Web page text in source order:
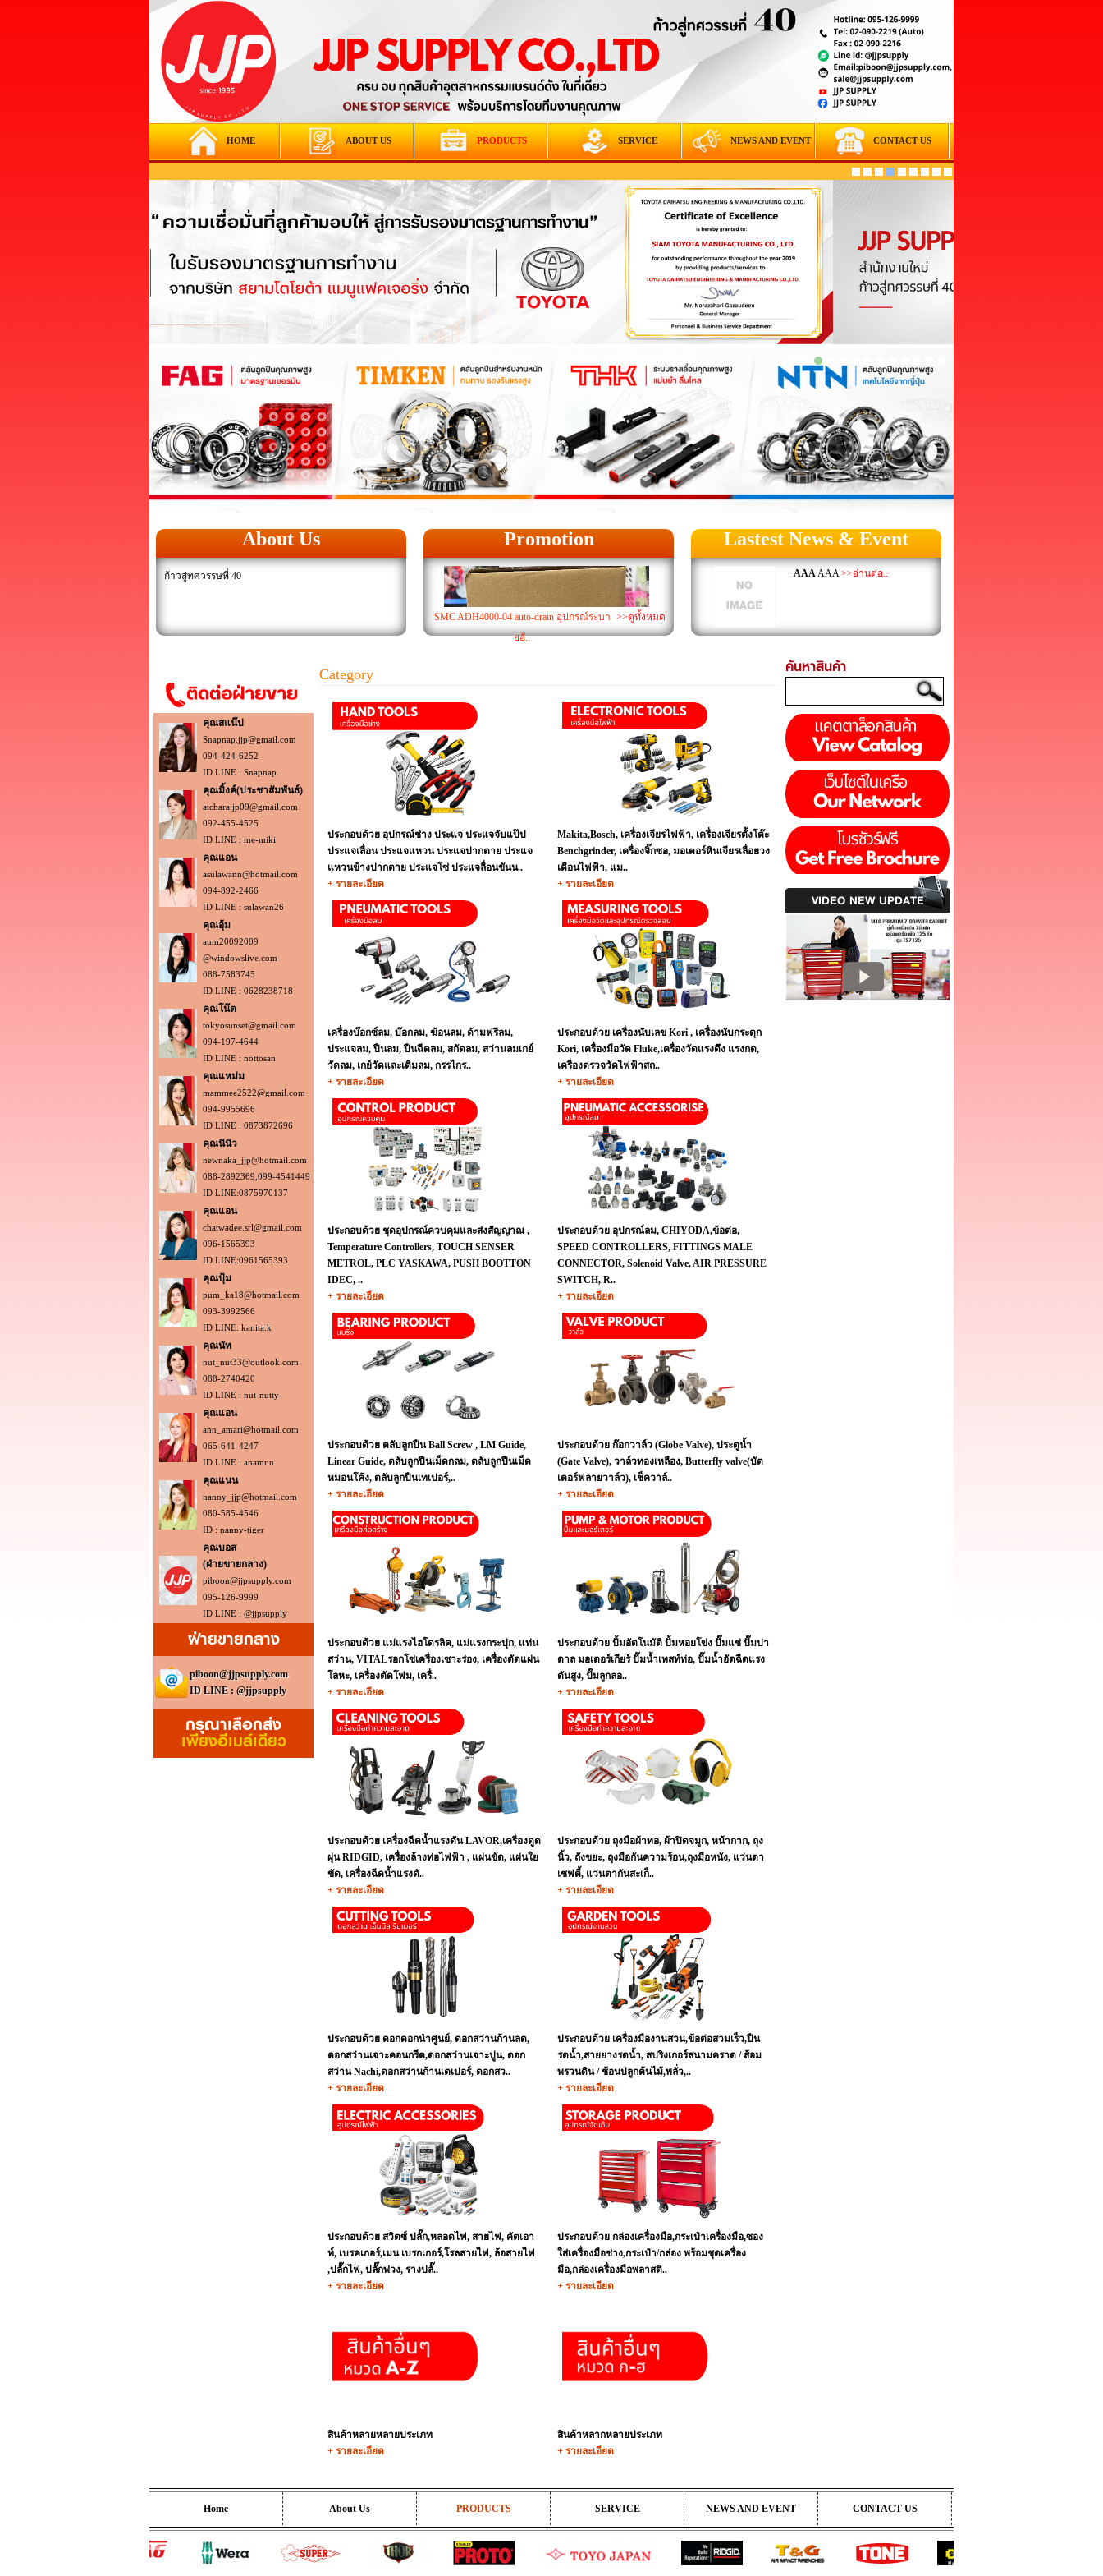
HOME ABOUT US PRODUCTS SERVICE NEWS AND EVENT CONTACT US
About Us
ก้าวสู่ทศวรรษที่ 40
Promotion
SMC ADH4000-04 auto-drain อุปกรณ์ระบา
ยอั..
>>ดูทั้งหมด
Lastest News & Event
AAAAAA>>อ่านต่อ..
คุณสแน๊ป
Snapnap.jjp@gmail.com
094-424-6252
ID LINE : Snapnap.
คุณมิ้งค์(ประชาสัมพันธ์)
atchara.jp09@gmail.com
092-455-4525
ID LINE : me-miki
คุณแอน
asulawann@hotmail.com
094-892-2466
ID LINE : sulawan26
คุณอุ้ม
aum20092009
@windowslive.com
088-7583745
ID LINE : 0628238718
คุณโน๊ต
tokyosunset@gmail.com
094-197-4644
ID LINE : nottosan
คุณแหม่ม
mammee2522@gmail.com
094-9955696
ID LINE : 0873872696
คุณนินิว
newnaka_jjp@hotmail.com
088-2892369,099-4541449
ID LINE:0875970137
คุณแอน
chatwadee.srl@gmail.com
096-1565393
ID LINE:0961565393
คุณปุ้ม
pum_ka18@hotmail.com
093-3992566
ID LINE: kanita.k
คุณนัท
nut_nut33@outlook.com
088-2740420
ID LINE : nut-nutty-
คุณแอน
ann_amari@hotmail.com
065-641-4247
ID LINE : anamr.n
คุณแนน
nanny_jjp@hotmail.com
080-585-4546
ID : nanny-tiger
คุณบอส
(ฝ่ายขายกลาง)
piboon@jjpsupply.com
095-126-9999
ID LINE : @jjpsupply
ฝ่ายขายกลาง
piboon@jjpsupply.com
ID LINE : @jjpsupply
กรุณาเลือกส่ง
เพียงอีเมล์เดียว
Category
ประกอบด้วย อุปกรณ์ช่าง ประแจ ประแจจับแป๊ป
ประแจเลื่อน ประแจแหวน ประแจปากตาย ประแจ
แหวนข้างปากตาย ประแจโซ่ ประแจลื่อนขันน..
+ รายละเอียด
Makita,Bosch, เครื่องเจียรไฟฟ้า, เครื่องเจียรตั้งโต๊ะ
Benchgrinder, เครื่องจิ๊กซอ, มอเตอร์หินเจียรเลื่อยวง
เดือนไฟฟ้า, แม..
+ รายละเอียด
เครื่องบ๊อกซ์ลม, บ๊อกลม, ฆ้อนลม, ด้ามฟรีลม,
ประแจลม, ปืนลม, ปืนฉีดลม, สกัดลม, สว่านลมเกย์
วัดลม, เกย์วัดและเติมลม, กรรไกร..
+ รายละเอียด
ประกอบด้วย เครื่องนับเลข Kori , เครื่องนับกระตุก
Kori, เครื่องมือวัด Fluke,เครื่องวัดแรงดึง แรงกด,
เครื่องตรวจวัดไฟฟ้าสถ..
+ รายละเอียด
ประกอบด้วย ชุดอุปกรณ์ควบคุมและส่งสัญญาณ ,
Temperature Controllers, TOUCH SENSER
METROL, PLC YASKAWA, PUSH BOOTTON
IDEC, ..
+ รายละเอียด
ประกอบด้วย อุปกรณ์ลม, CHIYODA,ข้อต่อ,
SPEED CONTROLLERS, FITTINGS MALE
CONNECTOR, Solenoid Valve, AIR PRESSURE
SWITCH, R..
+ รายละเอียด
ประกอบด้วย ตลับลูกปืน Ball Screw , LM Guide,
Linear Guide, ตลับลูกปืนเม็ดกลม, ตลับลูกปืนเม็ด
หมอนโค้ง, ตลับลูกปืนเทเปอร์,..
+ รายละเอียด
ประกอบด้วย ก๊อกวาล์ว (Globe Valve), ประตูน้ำ
(Gate Valve), วาล์วทองเหลือง, Butterfly valve(บัต
เตอร์ฟลายวาล์ว), เช็ควาล์..
+ รายละเอียด
ประกอบด้วย แม่แรงไฮโดรลิค, แม่แรงกระปุก, แท่น
สว่าน, VITALรอกโซ่เครื่องเซาะร่อง, เครื่องตัดแผ่น
โลหะ, เครื่องตัดโฟม, เครื่..
+ รายละเอียด
ประกอบด้วย ปั้มอัตโนมัติ ปั้มหอยโข่ง ปั๊มแช่ ปั๊มปา
ดาล มอเตอร์เกียร์ ปั๊มน้ำเทสท์ท่อ, ปั๊มน้ำอัดฉีดแรง
ดันสูง, ปั๊มลูกลอ..
+ รายละเอียด
ประกอบด้วย เครื่องฉีดน้ำแรงดัน LAVOR,เครื่องดูด
ผุ่น RIDGID, เครื่องล้างท่อไฟฟ้า , แผ่นขัด, แผ่นใย
ขัด, เครื่องฉีดน้ำแรงดั..
+ รายละเอียด
ประกอบด้วย ถุงมือผ้าทอ, ผ้าปิดจมูก, หน้ากาก, ถุง
นิ้ว, ถังขยะ, ถุงมือกันความร้อน,ถุงมือหนัง, แว่นตา
เชฟตี้, แว่นตากันสะเก็..
+ รายละเอียด
ประกอบด้วย ดอกดอกนำศูนย์, ดอกสว่านก้านลด,
ดอกสว่านเจาะคอนกรีต,ดอกสว่านเจาะปูน, ดอก
สว่าน Nachi,ดอกสว่านก้านเตเปอร์, ดอกสว..
+ รายละเอียด
ประกอบด้วย เครื่องมืองานสวน,ข้อต่อสวมเร็ว,ปืน
รดน้ำ,สายยางรดน้ำ, สปริงเกอร์สนามคราด / ส้อม
พรวนดิน / ช้อนปลูกต้นไม้,พลั่ว,..
+ รายละเอียด
ประกอบด้วย สวิตซ์ ปลั๊ก,หลอดไฟ, สายไฟ, คัตเอา
ท์, เบรคเกอร์,เมน เบรกเกอร์,โรลสายไฟ, ล้อสายไฟ
,ปลั๊กไฟ, ปลั๊กพ่วง, รางปลั๊..
+ รายละเอียด
ประกอบด้วย กล่องเครื่องมือ,กระเป๋าเครื่องมือ,ซอง
ใส่เครื่องมือช่าง,กระเป๋า/กล่อง พร้อมชุดเครื่อง
มือ,กล่องเครื่องมือพลาสติ..
+ รายละเอียด
สินค้าหลายหลายประเภท
+ รายละเอียด
สินค้าหลากหลายประเภท
+ รายละเอียด
ค้นหาสินค้า
VIDEO NEW UPDATE
Home About Us PRODUCTS SERVICE NEWS AND EVENT CONTACT US